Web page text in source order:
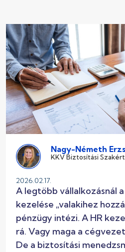
Nagy-Németh
KKV Biztosítási
2026.02.17.
A legtöbb vállalkozásnál
kezelése „valakihez
pénzügy intézi. A HR
rá. Vagy maga a
De a biztosítási